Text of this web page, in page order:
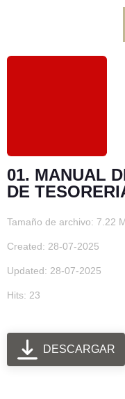
01. MANUAL
DE
Tamaño de archivo: 7.22
Created: 28-07-2025
Updated: 28-07-2025
Hits: 23
DESCARGAR